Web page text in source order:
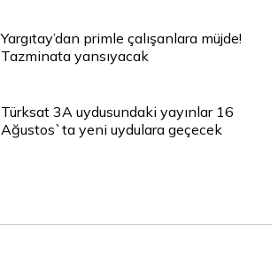
Yargıtay’dan primle çalışanlara müjde!
Tazminata yansıyacak
Türksat 3A uydusundaki yayınlar 16
Ağustos`ta yeni uydulara geçecek